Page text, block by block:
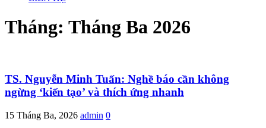
Tháng: Tháng Ba 2026
TS. Nguyễn Minh Tuấn: Nghề báo cần không
ngừng ‘kiến tạo’ và thích ứng nhanh
15 Tháng Ba, 2026 admin 0